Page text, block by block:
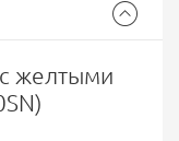
желтыми